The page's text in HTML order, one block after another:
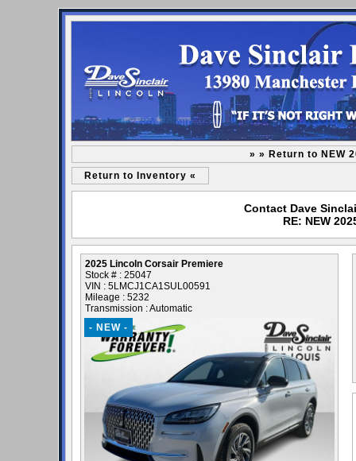
» » Return to NEW
Return to Inventory «
Contact Dave
RE: NEW
2025 Lincoln Corsair Premiere
Stock # : 25047
VIN : 5LMCJ1CA1SUL00591
Mileage : 5232
Transmission : Automatic
- NEW -